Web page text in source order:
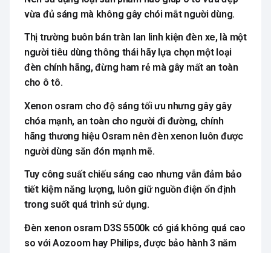
vừa đủ sáng mà không gây chói mắt người dùng.
Thị trường buôn bán tràn lan linh kiện đèn xe, là một
người tiêu dùng thông thái hãy lựa chọn một loại
đèn chính hãng, đừng ham rẻ mà gây mất an toàn
cho ô tô.
Xenon osram cho độ sáng tối ưu nhưng gây gây
chóa mạnh, an toàn cho người đi đường, chính
hãng thương hiệu Osram nên đèn xenon luôn được
người dùng săn đón mạnh mẽ.
Tuy công suất chiếu sáng cao nhưng vẫn đảm bảo
tiết kiệm năng lượng, luôn giữ nguồn điện ổn định
trong suốt quá trình sử dụng.
Đèn xenon osram D3S 5500k có giá không quá cao
so với Aozoom hay Philips, được bảo hành 3 năm